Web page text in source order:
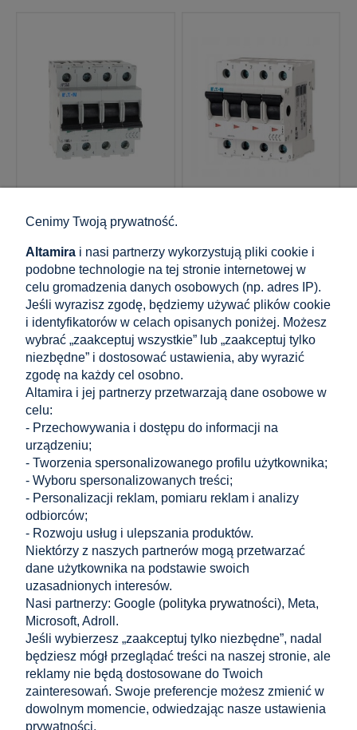
Eaton Rozłącznik
Izolacyjny 3-Fazowy
120,90 zł
zawiera 23% VAT, bez kosztów
dostawy
Cena netto:98,29 zł
do koszyka
117,81 zł
zawiera 23% VAT, bez kosztów
dostawy
Cena netto:95,78 zł
do koszyka
« 1 2 3 4
Zakupy
Pomoc
Moje konto
Informacje
KONTAKT
Altamira Sp. z o. o.
Budowlanych 6/51, 95-040 Koluszki, Polska
Cenimy Twoją prywatność.
Altamira i nasi partnerzy wykorzystują pliki cookie i
podobne technologie na tej stronie internetowej w
celu gromadzenia danych osobowych (np. adres IP).
Jeśli wyrazisz zgodę, będziemy używać plików cookie
i identyfikatorów w celach opisanych poniżej. Możesz
wybrać „zaakceptuj wszystkie” lub „zaakceptuj tylko
niezbędne” i dostosować ustawienia, aby wyrazić
zgodę na każdy cel osobno.
Altamira i jej partnerzy przetwarzają dane osobowe w
celu:
- Przechowywania i dostępu do informacji na
urządzeniu;
- Tworzenia spersonalizowanego profilu użytkownika;
- Wyboru spersonalizowanych treści;
- Personalizacji reklam, pomiaru reklam i analizy
odbiorców;
- Rozwoju usług i ulepszania produktów.
Niektórzy z naszych partnerów mogą przetwarzać
dane użytkownika na podstawie swoich
uzasadnionych interesów.
Nasi partnerzy: Google (polityka prywatności), Meta,
Microsoft, Adroll.
Jeśli wybierzesz „zaakceptuj tylko niezbędne”, nadal
będziesz mógł przeglądać treści na naszej stronie, ale
reklamy nie będą dostosowane do Twoich
zainteresowań. Swoje preferencje możesz zmienić w
dowolnym momencie, odwiedzając nasze ustawienia
prywatności.